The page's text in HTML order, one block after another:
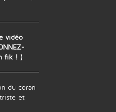
vidéo
fik ! )
du coran
et